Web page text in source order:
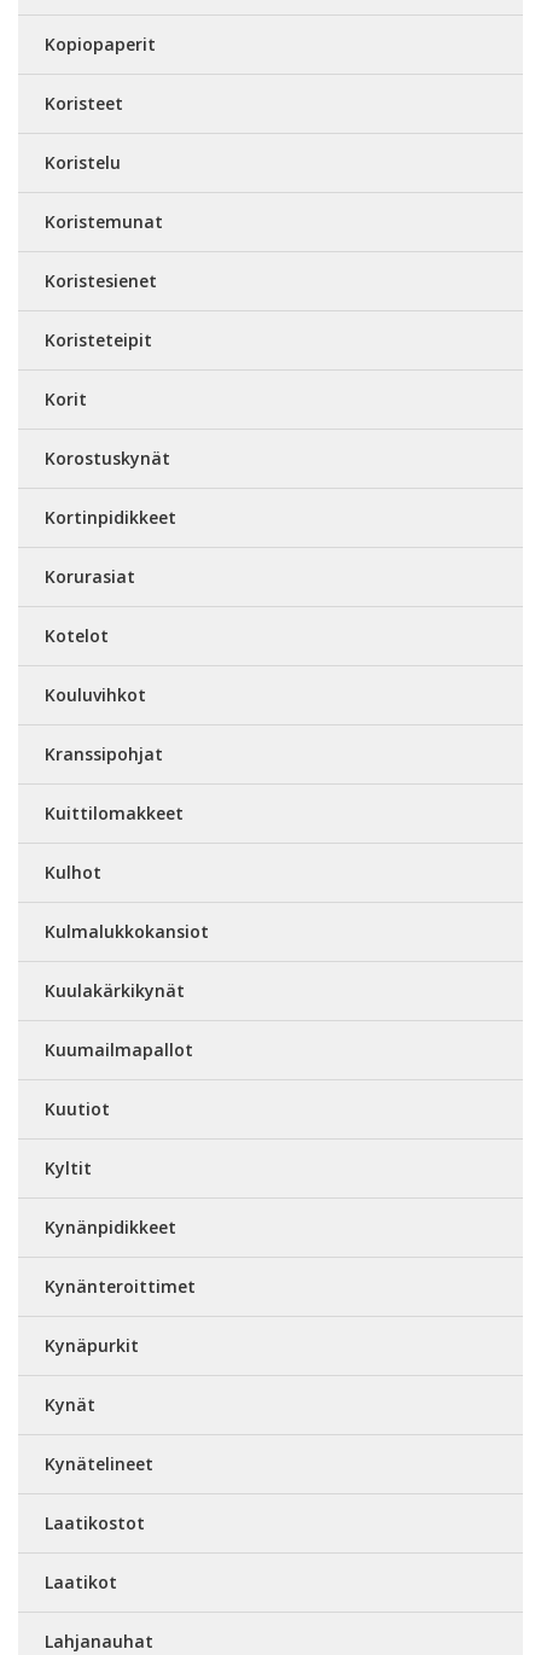
Kopiopaperit
Koristeet
Koristelu
Koristemunat
Koristesienet
Koristeteipit
Korit
Korostuskynät
Kortinpidikkeet
Korurasiat
Kotelot
Kouluvihkot
Kranssipohjat
Kuittilomakkeet
Kulhot
Kulmalukkokansiot
Kuulakärkikynät
Kuumailmapallot
Kuutiot
Kyltit
Kynänpidikkeet
Kynänteroittimet
Kynäpurkit
Kynät
Kynätelineet
Laatikostot
Laatikot
Lahjanauhat